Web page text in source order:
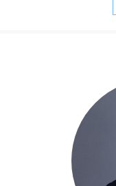
质，却
了与真
其实
不满，
补，表
赎，
流淌，
果，自
己，赢